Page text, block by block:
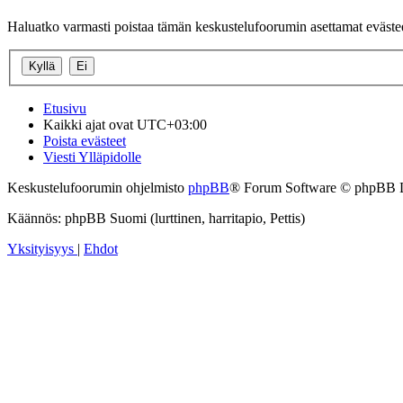
Haluatko varmasti poistaa tämän keskustelufoorumin asettamat
Etusivu
Kaikki ajat ovat UTC+03:00
Poista evästeet
Viesti Ylläpidolle
Keskustelufoorumin ohjelmisto phpBB® Forum Software © phpBB
Käännös: phpBB Suomi (lurttinen, harritapio, Pettis)
Yksityisyys | Ehdot